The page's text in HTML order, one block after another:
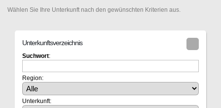
Wählen Sie Ihre Unterkunft nach den gewünschten Kriterien aus.
Unterkunftsverzeichnis
Suchwort:
Region:
Unterkunft: